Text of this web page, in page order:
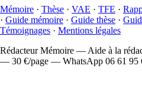
Mémoire · Thèse · VAE · TFE ·
· Guide mémoire · Guide thèse ·
Témoignages · Mentions légales
Rédacteur Mémoire — Aide à la
— 30 €/page — WhatsApp 06 61 95